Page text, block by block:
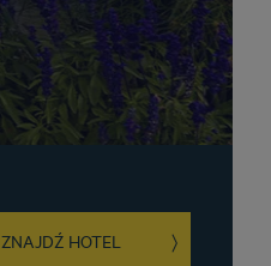
ZNAJDŹ HOTEL